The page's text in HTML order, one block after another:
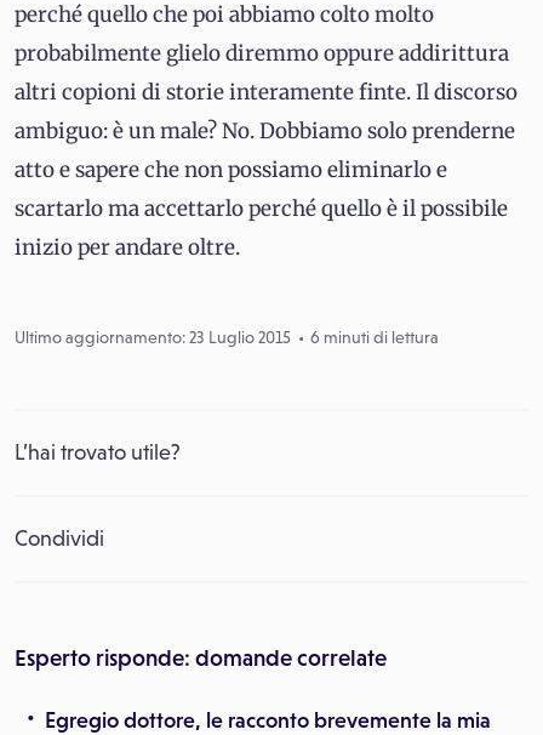
perché quello che poi abbiamo colto molto
probabilmente glielo diremmo oppure addirittura
altri copioni di storie interamente finte. Il discorso
ambiguo: è un male? No. Dobbiamo solo prenderne
atto e sapere che non possiamo eliminarlo e
scartarlo ma accettarlo perché quello è il possibile
inizio per andare oltre.
Ultimo aggiornamento: 23 Luglio 2015 6 minuti di lettura
L’hai trovato utile?
Condividi
Esperto risponde: domande correlate
Egregio dottore, le racconto brevemente la mia